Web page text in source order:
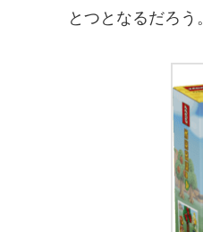
とつとなるだろう。